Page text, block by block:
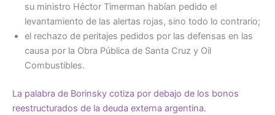
su ministro Héctor Timerman habían pedido el
levantamiento de las alertas rojas, sino todo lo contrario;
el rechazo de peritajes pedidos por las defensas en las
causa por la Obra Pública de Santa Cruz y Oil
Combustibles.
La palabra de Borinsky cotiza por debajo de los bonos
reestructurados de la deuda externa argentina.